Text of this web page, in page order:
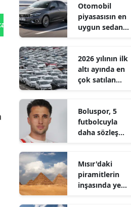
Gönder
Otomobil
piyasasısın en
uygun sedan
80.900 TL daha
ucuz!
2026 yılının ilk
altı ayında en
çok satılan
oldu
Boluspor, 5
futbolcuyla
daha sözleşme
Mısır'daki
piramitlerin
inşasında yeni